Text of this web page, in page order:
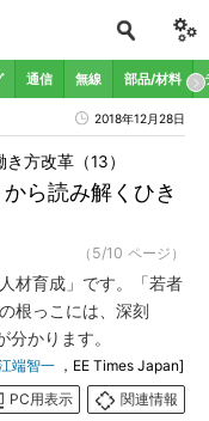
通信 無線 部品/材料
2018年12月28日
ら読み解くひき
方改革（13）
（5/10 ページ）
材育成」です。「若者
根っこには、深刻
分かります。
端智一 ，EE Times Japan]
PC用表示
関連情報